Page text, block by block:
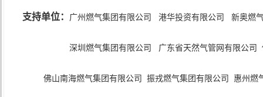
支持单位： 广州燃气集团有限公司 港华投资有限公司 新奥燃
深圳燃气集团有限公司 广东省天然气管网有限公司
佛山南海燃气集团有限公司 振戎燃气集团有限公司 惠州燃